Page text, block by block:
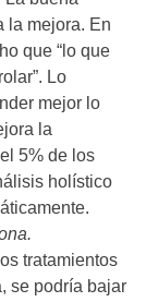
la mejora. En
que “lo que
Lo
mejor lo
la
5% de los
holístico
tratamientos
se podría bajar